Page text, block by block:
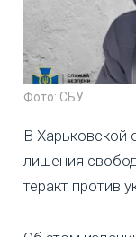
Фото: СБУ
В Харьковской
лишения
теракт против